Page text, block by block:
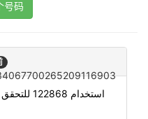
号码
استخدام